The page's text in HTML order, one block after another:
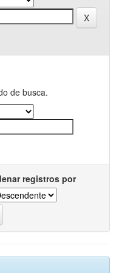
de busca.
registros por